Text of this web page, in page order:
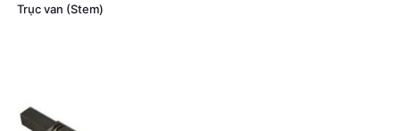
Trục van (Stem)